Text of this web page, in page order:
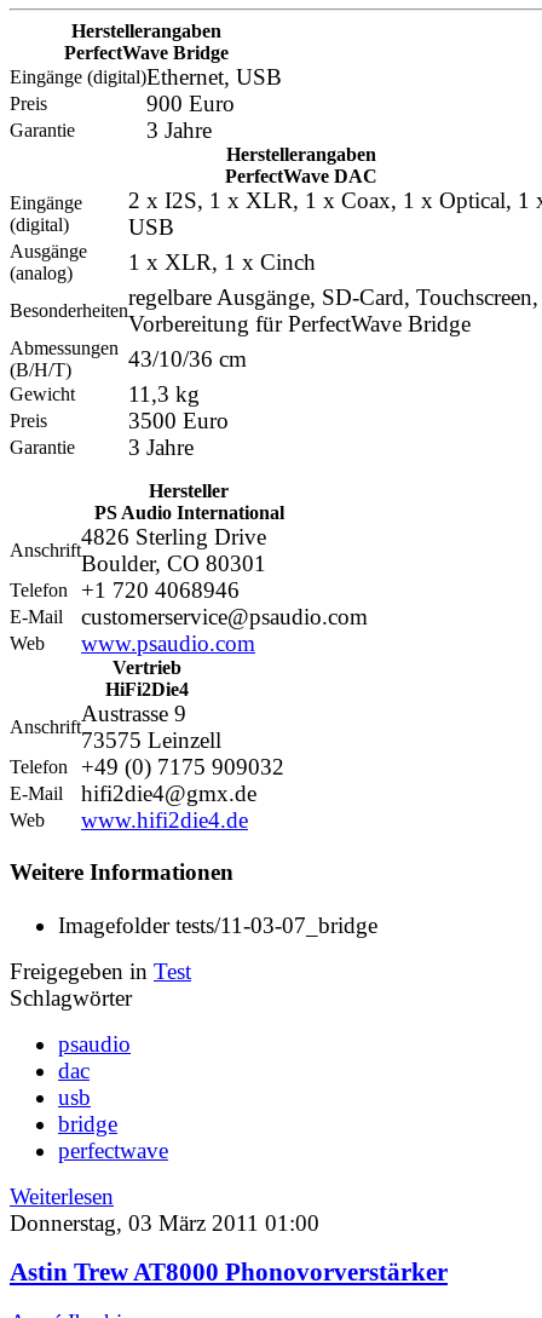
Herstellerangaben
PerfectWave Bridge
Eingänge (digital)Ethernet, USB
Preis 900 Euro
Garantie 3 Jahre
Herstellerangaben
PerfectWave DAC
Eingänge
(digital)
2 x I2S, 1 x XLR, 1 x Coax, 1 x Optical, 1
USB
Ausgänge
(analog)
1 x XLR, 1 x Cinch
Besonderheiten
regelbare Ausgänge, SD-Card, Touchscreen,
Vorbereitung für PerfectWave Bridge
Abmessungen
(B/H/T)
43/10/36 cm
Gewicht 11,3 kg
Preis 3500 Euro
Garantie 3 Jahre
Hersteller
PS Audio International
Anschrift
4826 Sterling Drive
Boulder, CO 80301
Telefon +1 720 4068946
E-Mail customerservice@psaudio.com
Web www.psaudio.com
Vertrieb
HiFi2Die4
Anschrift
Austrasse 9
73575 Leinzell
Telefon +49 (0) 7175 909032
E-Mail hifi2die4@gmx.de
Web www.hifi2die4.de
Weitere Informationen
Imagefolder tests/11-03-07_bridge
Freigegeben in Test
Schlagwörter
psaudio
dac
usb
bridge
perfectwave
Weiterlesen
Donnerstag, 03 März 2011 01:00
Astin Trew AT8000 Phonovorverstärker